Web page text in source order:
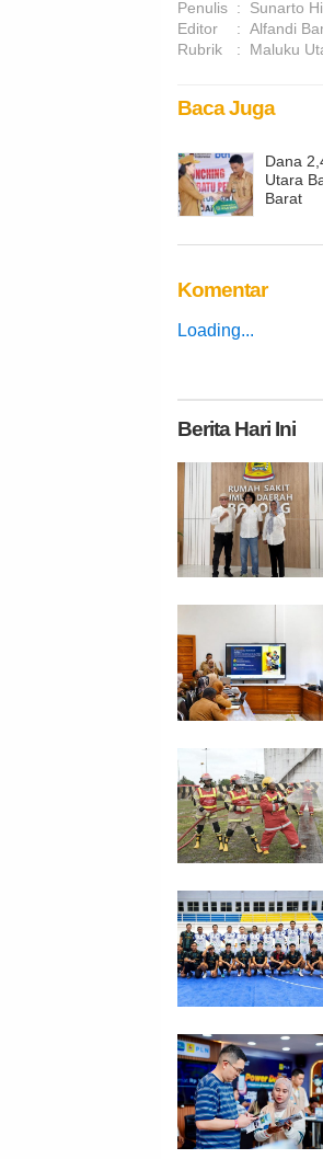
Penulis :
Sunarto
Editor
: Alfandi
Rubrik
: Maluku
Baca Juga
Dana
Utara
Barat
Komentar
Loading...
BeritaHari Ini